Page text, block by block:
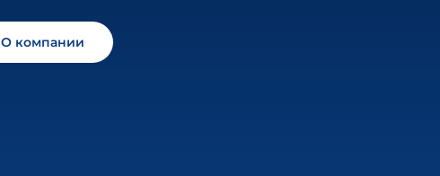
О компании